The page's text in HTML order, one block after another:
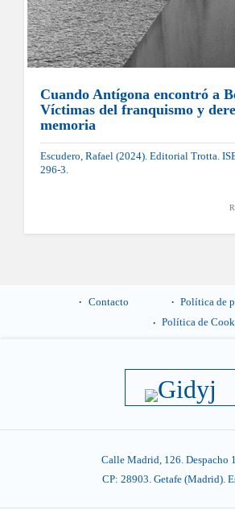
Cuando Antígona encontró a
Víctimas del franquismo y
memoria
Escudero, Rafael (2024). Editorial Trotta.
296-3.
Contacto
Política de
Política de
Calle Madrid, 126. Despacho
CP: 28903. Getafe (Madrid).